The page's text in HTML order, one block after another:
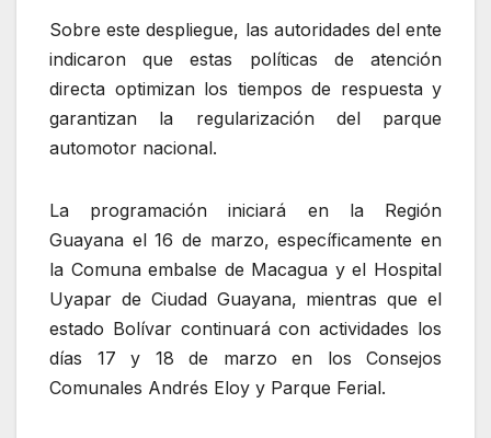
Sobre este despliegue, las autoridades del ente
indicaron que estas políticas de atención
directa optimizan los tiempos de respuesta y
garantizan la regularización del parque
automotor nacional.
La programación iniciará en la Región
Guayana el 16 de marzo, específicamente en
la Comuna embalse de Macagua y el Hospital
Uyapar de Ciudad Guayana, mientras que el
estado Bolívar continuará con actividades los
días 17 y 18 de marzo en los Consejos
Comunales Andrés Eloy y Parque Ferial.